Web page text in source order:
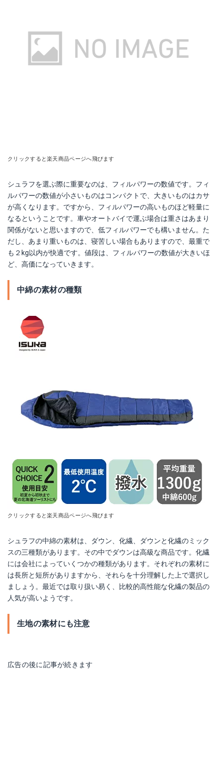
クリックすると楽天商品ページへ飛びます
シュラフを選ぶ際に重要なのは、フィルパワーの数値です。フィ
ルパワーの数値が小さいものはコンパクトで、大きいものはカサ
が高くなります。ですから、フィルパワーの高いものほど軽量に
なるということです。車やオートバイで運ぶ場合は重さはあまり
関係がないと思いますので、低フィルパワーでも構いません。た
だし、あまり重いものは、寝苦しい場合もありますので、最重で
も２kg以内が快適です。値段は、フィルパワーの数値が大きいほ
ど、高価になっていきます。
中綿の素材の種類
クリックすると楽天商品ページへ飛びます
シュラフの中綿の素材は、ダウン、化繊、ダウンと化繊のミック
スの三種類があります。その中でダウンは高級な商品です。化繊
には会社によっていくつかの種類があります。それぞれの素材に
は長所と短所がありますから、それらを十分理解した上で選択し
ましょう。最近では取り扱い易く、比較的高性能な化繊の製品の
人気が高いようです。
生地の素材にも注意
広告の後に記事が続きます